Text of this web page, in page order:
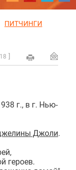
ПИТЧИНГИ
г., в г. Нью-
Джоли.
героев.